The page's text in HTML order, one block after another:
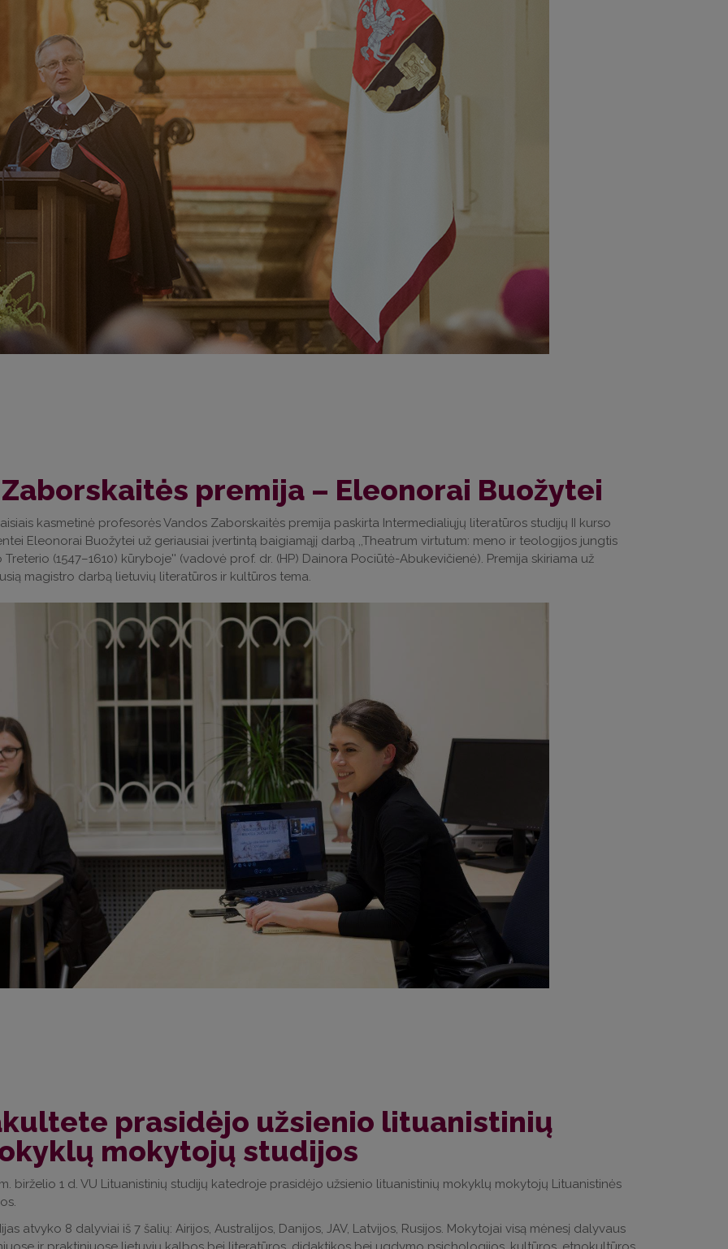
Zaborskaitės premija – Eleonorai Buožytei
kasmetinė profesorės Vandos Zaborskaitės premija paskirta Intermedialiųjų literatūros studijų II kurso
Eleonorai Buožytei už geriausiai įvertintą baigiamąjį darbą ,,Theatrum virtutum: meno ir teologijos jungtis
Treterio (1547–1610) kūryboje'' (vadovė prof. dr. (HP) Dainora Pociūtė-Abukevičienė). Premija skiriama už
magistro darbą lietuvių literatūros ir kultūros tema.
prasidėjo užsienio lituanistinių
mokytojų studijos
birželio 1 d. VU Lituanistinių studijų katedroje prasidėjo užsienio lituanistinių mokyklų mokytojų Lituanistinės
atvyko 8 dalyviai iš 7 šalių: Airijos, Australijos, Danijos, JAV, Latvijos, Rusijos. Mokytojai visą mėnesį dalyvaus